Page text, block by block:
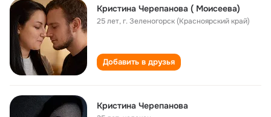
Кристина Черепанова ( Моисеева)
25 лет,г. Зеленогорск (Красноярский край)
Добавить в друзья
Кристина Черепанова